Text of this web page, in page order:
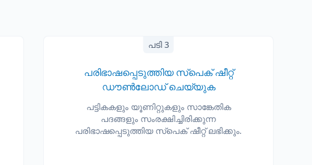
പടി 3
പരിഭാഷപ്പെടുത്തിയ സ്പെക് ഷീറ്റ്
ഡൗൺലോഡ് ചെയ്യുക
പട്ടികകളും യൂണിറ്റുകളും സാങ്കേതിക
പദങ്ങളും സംരക്ഷിച്ചിരിക്കുന്ന
പരിഭാഷപ്പെടുത്തിയ സ്പെക് ഷീറ്റ് ലഭിക്കും.